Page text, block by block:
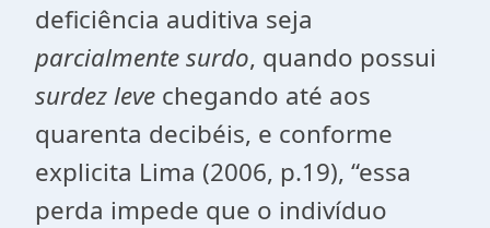
deficiência auditiva seja
parcialmente surdo, quando possui
surdez leve chegando até aos
quarenta decibéis, e conforme
explicita Lima (2006, p.19), “essa
perda impede que o indivíduo